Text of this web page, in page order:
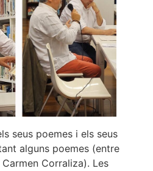
seus poemes i els seus
alguns poemes (entre
Corraliza). Les